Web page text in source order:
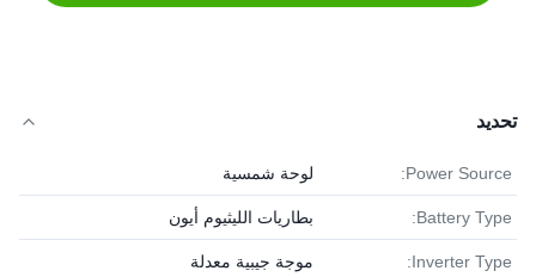
تحديد
Power Source: لوحة شمسية
Battery Type: بطاريات الليثيوم أيون
Inverter Type: موجة جيبية معدلة